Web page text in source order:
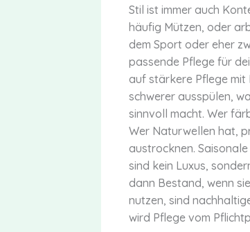
Stil ist immer auch
häufig Mützen, oder
dem Sport oder eher
passende Pflege für
auf stärkere Pflege mit
schwerer ausspülen,
sinnvoll macht. Wer
Wer Naturwellen hat,
austrocknen.
sind kein Luxus,
dann Bestand, wenn
nutzen, sind
wird Pflege vom